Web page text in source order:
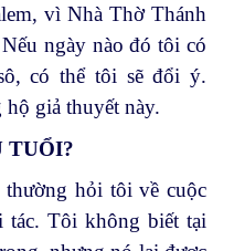
vì Nhà Thờ Thánh
ngày nào đó tôi có
có thể tôi sẽ đổi ý.
giả thuyết này.
TUỔI?
hỏi tôi về cuộc
Tôi không biết tại